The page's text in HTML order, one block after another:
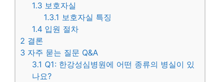
1.3 보호자실
1.3.1 보호자실 특징
1.4 입원 절차
2 결론
3 자주 묻는 질문 Q&A
3.1 Q1: 한강성심병원에 어떤 종류의 병실이 있
나요?